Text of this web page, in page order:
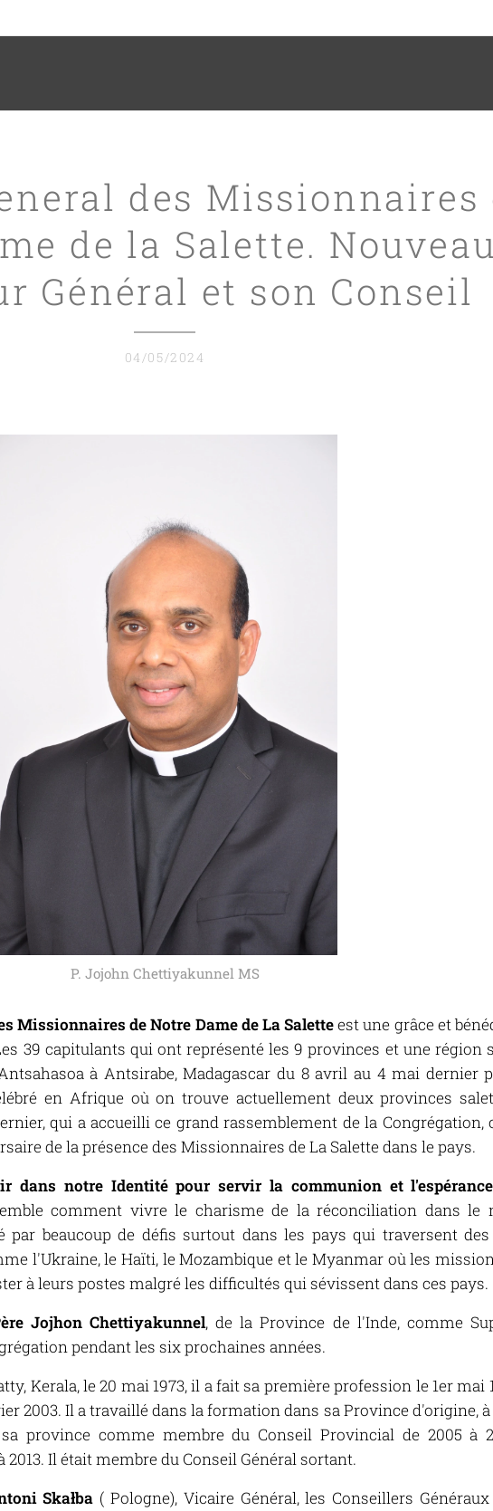
des Missionnaires
de la Salette. Nouveau
Général et son Conseil
04/05/2024
P. Jojohn Chettiyakunnel MS
Missionnaires de Notre Dame de La Saletteest une grâce et
39 capitulants qui ont représenté les 9 provinces et une région
à Antsirabe, Madagascar du 8 avril au 4 mai dernier
en Afrique où on trouve actuellement deux provinces
qui a accueilli ce grand rassemblement de la Congrégation,
de la présence des Missionnaires de La Salette dans le pays.
dans notre Identité pour servir la communion et
comment vivre le charisme de la réconciliation dans le
par beaucoup de défis surtout dans les pays qui traversent
l'Ukraine, le Haïti, le Mozambique et le Myanmar où les
à leurs postes malgré les difficultés qui sévissent dans ces pays.
JojhonChettiyakunnel, de la Province de l'Inde, comme
pendant les six prochaines années.
Kerala, le 20 mai 1973, il a fait sa première profession le 1er mai
2003. Il a travaillé dans la formation dans sa Province d'origine,
province comme membre du Conseil Provincial de 2005 à
2013. Il était membre du Conseil Général sortant.
Skałba ( Pologne), Vicaire Général, les Conseillers